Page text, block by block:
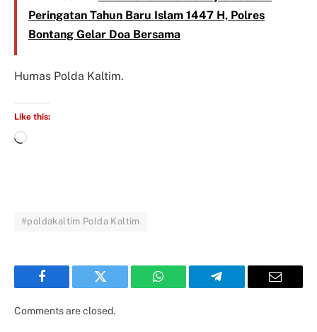
Peringatan Tahun Baru Islam 1447 H, Polres
Bontang Gelar Doa Bersama
Humas Polda Kaltim.
Like this:
#poldakaltim Polda Kaltim
Facebook Twitter WhatsApp Telegram Email
Comments are closed.